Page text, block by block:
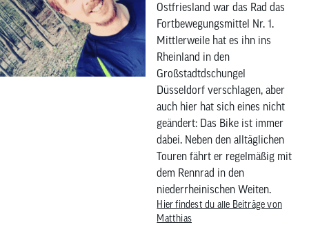
Ostfriesland war das Rad das
Fortbewegungsmittel Nr. 1.
Mittlerweile hat es ihn ins
Rheinland in den
Großstadtdschungel
Düsseldorf verschlagen, aber
auch hier hat sich eines nicht
geändert: Das Bike ist immer
dabei. Neben den alltäglichen
Touren fährt er regelmäßig mit
dem Rennrad in den
niederrheinischen Weiten.
Hier findest du alle Beiträge von
Matthias